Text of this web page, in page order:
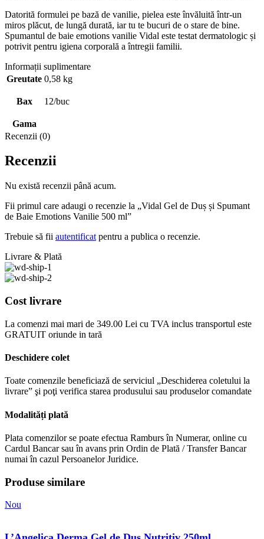
Datorită formulei pe bază de vanilie, pielea este învăluită într-un
miros plăcut, de lungă durată, iar tu te bucuri de o stare de bine.
Spumantul de baie emotions vanilie Vidal este testat dermatologic și
potrivit pentru igiena corporală a întregii familii.
Informații suplimentare
Greutate 0,58 kg
Bax 12/buc
Gama
Recenzii (0)
Recenzii
Nu există recenzii până acum.
Fii primul care adaugi o recenzie la „Vidal Gel de Duș și Spumant
de Baie Emotions Vanilie 500 ml”
Trebuie să fii autentificat pentru a publica o recenzie.
Livrare & Plată
Cost livrare
La comenzi mai mari de 349.00 Lei cu TVA inclus transportul este
GRATUIT oriunde in tară
Deschidere colet
Toate comenzile beneficiază de serviciul „Deschiderea coletului la
livrare” şi poţi verifica starea produsului sau produselor comandate
Modalități plată
Plata comenzilor se poate efectua Ramburs în Numerar, online cu
Cardul Bancar sau în avans prin Ordin de Plată / Transfer Bancar
numai în cazul Persoanelor Juridice.
Produse similare
Nou